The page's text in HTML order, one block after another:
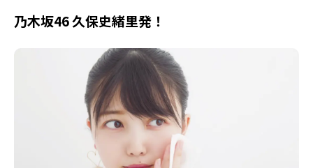
ゲッターズ飯田
MISS SEVENTEEN
MAGAZINE
バックナンバー
INFORMATION
Seventeenについて
Follow us
乃木坂46 久保史緒里発！